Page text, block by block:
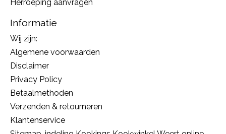
Herroeping aanvragen
Informatie
Wij zijn:
Algemene voorwaarden
Disclaimer
Privacy Policy
Betaalmethoden
Verzenden & retourneren
Klantenservice